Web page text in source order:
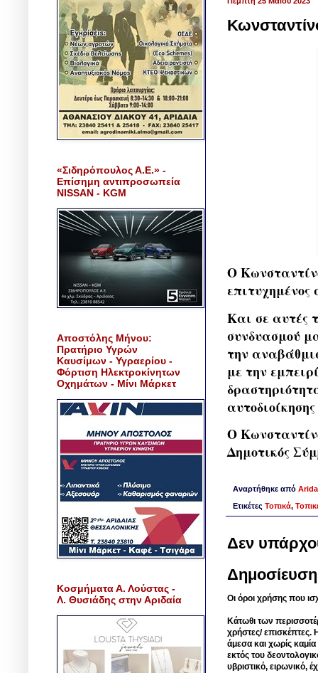
Ο
Και σε αυτές
συνδυασμού
την
με την
Ο
Δημοτικός
Αναρτήθηκε από
Ετικέτες Τοπικά,
Δεν
Οι όροι χρήσης που
Κάτωθι των
χρήστες/ επισκέπτες.
άμεσα και χωρίς
εκτός του
υβριστικό, ειρωνικό,
«Σιδηρόπουλος Α.Ε.» -
Επίσημη αντιπροσωπεία
NISSAN - KGM
Αποστόλης Μήνου:
Πρατήριο Υγρών
Καυσίμων - Υγραερίου -
Φόρτιση Ηλεκτροκίνητων
Οχημάτων - Μίνι Μάρκετ
Κοσμήματα Α. Λούστας -
Λ. Θυσιάδης στην Αριδαία